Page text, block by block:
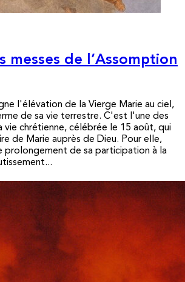
messes de l’Assomption
l'élévation de la Vierge Marie au ciel,
de sa vie terrestre. C'est l'une des
vie chrétienne, célébrée le 15 août, qui
de Marie auprès de Dieu. Pour elle,
prolongement de sa participation à la